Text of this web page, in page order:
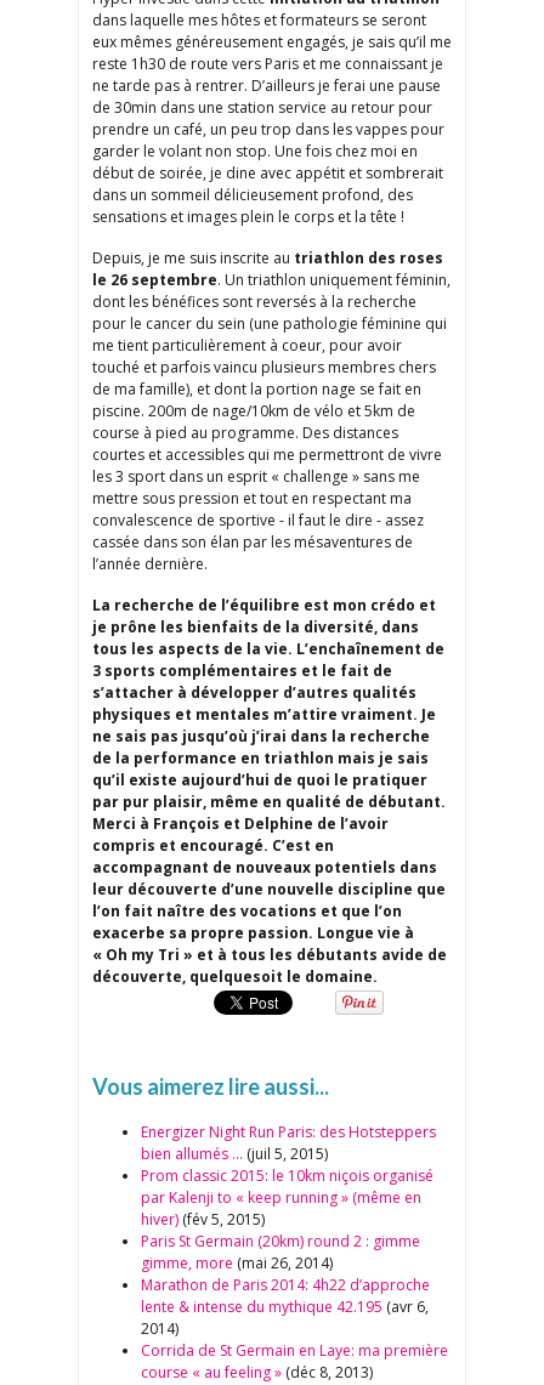
dans laquelle mes hôtes et formateurs se seront
eux mêmes généreusement engagés, je sais qu’il me
reste 1h30 de route vers Paris et me connaissant je
ne tarde pas à rentrer. D’ailleurs je ferai une pause
de 30min dans une station service au retour pour
prendre un café, un peu trop dans les vappes pour
garder le volant non stop. Une fois chez moi en
début de soirée, je dine avec appétit et sombrerait
dans un sommeil délicieusement profond, des
sensations et images plein le corps et la tête !
Depuis, je me suis inscrite au triathlon des roses
le 26 septembre. Un triathlon uniquement féminin,
dont les bénéfices sont reversés à la recherche
pour le cancer du sein (une pathologie féminine qui
me tient particulièrement à coeur, pour avoir
touché et parfois vaincu plusieurs membres chers
de ma famille), et dont la portion nage se fait en
piscine. 200m de nage/10km de vélo et 5km de
course à pied au programme. Des distances
courtes et accessibles qui me permettront de vivre
les 3 sport dans un esprit « challenge » sans me
mettre sous pression et tout en respectant ma
convalescence de sportive - il faut le dire - assez
cassée dans son élan par les mésaventures de
l’année dernière.
La recherche de l’équilibre est mon crédo et
je prône les bienfaits de la diversité, dans
tous les aspects de la vie. L’enchaînement de
3 sports complémentaires et le fait de
s’attacher à développer d’autres qualités
physiques et mentales m’attire vraiment. Je
ne sais pas jusqu’où j’irai dans la recherche
de la performance en triathlon mais je sais
qu’il existe aujourd’hui de quoi le pratiquer
par pur plaisir, même en qualité de débutant.
Merci à François et Delphine de l’avoir
compris et encouragé. C’est en
accompagnant de nouveaux potentiels dans
leur découverte d’une nouvelle discipline que
l’on fait naître des vocations et que l’on
exacerbe sa propre passion. Longue vie à
« Oh my Tri » et à tous les débutants avide de
découverte, quelquesoit le domaine.
Vous aimerez lire aussi...
Energizer Night Run Paris: des Hotsteppers
bien allumés … (juil 5, 2015)
Prom classic 2015: le 10km niçois organisé
par Kalenji to « keep running » (même en
hiver) (fév 5, 2015)
Paris St Germain (20km) round 2 : gimme
gimme, more (mai 26, 2014)
Marathon de Paris 2014: 4h22 d’approche
lente & intense du mythique 42.195 (avr 6,
2014)
Corrida de St Germain en Laye: ma première
course « au feeling » (déc 8, 2013)